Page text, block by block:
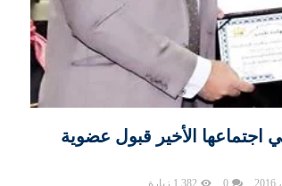
اجتماعها الأخير قبول عضوية
0 1,382 زيارة